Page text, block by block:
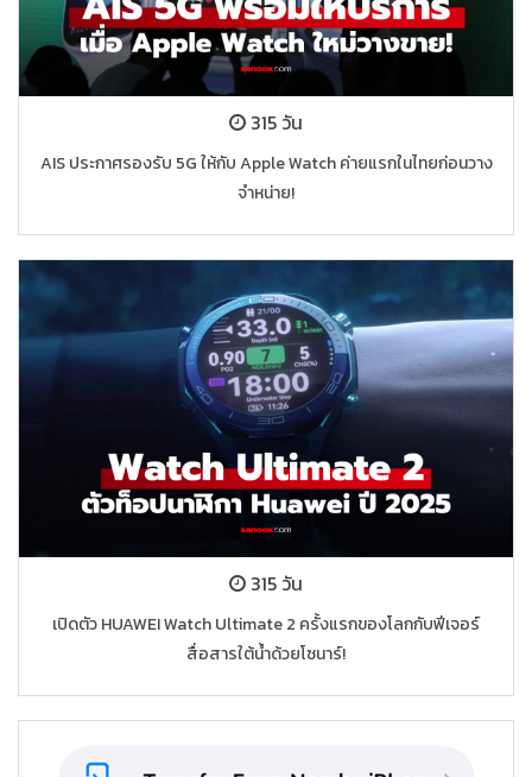
315 วัน
AIS ประกาศรองรับ 5G ให้กับ Apple Watch ค่ายแรกในไทยก่อนวาง
จำหน่าย!
315 วัน
เปิดตัว HUAWEI Watch Ultimate 2 ครั้งแรกของโลกกับฟีเจอร์
สื่อสารใต้น้ำด้วยโซนาร์!